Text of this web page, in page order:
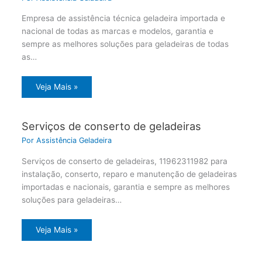
Empresa de assistência técnica geladeira importada e
nacional de todas as marcas e modelos, garantia e
sempre as melhores soluções para geladeiras de todas
as…
Veja Mais »
Serviços de conserto de geladeiras
Por Assistência Geladeira
Serviços de conserto de geladeiras, 11962311982 para
instalação, conserto, reparo e manutenção de geladeiras
importadas e nacionais, garantia e sempre as melhores
soluções para geladeiras…
Veja Mais »